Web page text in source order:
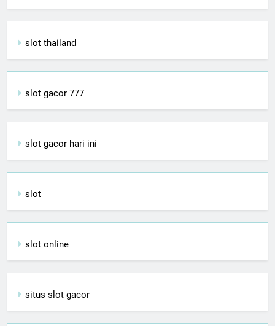
slot thailand
slot gacor 777
slot gacor hari ini
slot
slot online
situs slot gacor